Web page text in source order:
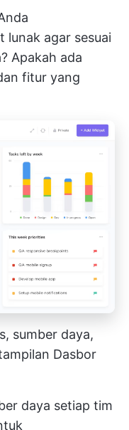
lunak agar sesuai
Apakah ada
fitur yang
sumber daya,
Dasbor
daya setiap tim